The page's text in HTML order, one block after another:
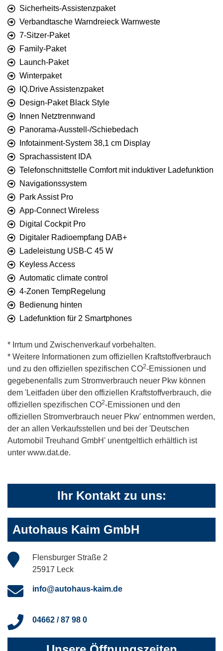
Sicherheits-Assistenzpaket
Verbandtasche Warndreieck Warnweste
7-Sitzer-Paket
Family-Paket
Launch-Paket
Winterpaket
IQ.Drive Assistenzpaket
Design-Paket Black Style
Innen Netztrennwand
Panorama-Ausstell-/Schiebedach
Infotainment-System 38,1 cm Display
Sprachassistent IDA
Telefonschnittstelle Comfort mit induktiver Ladefunktion
Navigationssystem
Park Assist Pro
App-Connect Wireless
Digital Cockpit Pro
Digitaler Radioempfang DAB+
Ladeleistung USB-C 45 W
Keyless Access
Automatic climate control
4-Zonen TempRegelung
Bedienung hinten
Ladefunktion für 2 Smartphones
* Irrtum und Zwischenverkauf vorbehalten.
* Weitere Informationen zum offiziellen Kraftstoffverbrauch
und zu den offiziellen spezifischen CO2-Emissionen und
gegebenenfalls zum Stromverbrauch neuer Pkw können
dem 'Leitfaden über den offiziellen Kraftstoffverbrauch, die
offiziellen spezifischen CO2-Emissionen und den
offiziellen Stromverbrauch neuer Pkw' entnommen werden,
der an allen Verkaufsstellen und bei der 'Deutschen
Automobil Treuhand GmbH' unentgeltlich erhältlich ist
unter www.dat.de.
Ihr Kontakt zu uns:
Autohaus Kaim GmbH
Flensburger Straße 2
25917 Leck
info@autohaus-kaim.de
04662 / 87 98 0